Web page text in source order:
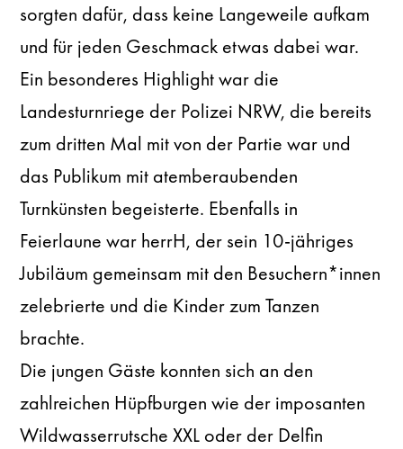
sorgten dafür, dass keine Langeweile aufkam
und für jeden Geschmack etwas dabei war.
Ein besonderes Highlight war die
Landesturnriege der Polizei NRW, die bereits
zum dritten Mal mit von der Partie war und
das Publikum mit atemberaubenden
Turnkünsten begeisterte. Ebenfalls in
Feierlaune war herrH, der sein 10-jähriges
Jubiläum gemeinsam mit den Besuchern*innen
zelebrierte und die Kinder zum Tanzen
brachte.
Die jungen Gäste konnten sich an den
zahlreichen Hüpfburgen wie der imposanten
Wildwasserrutsche XXL oder der Delfin